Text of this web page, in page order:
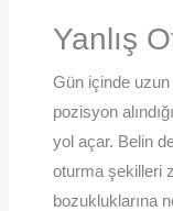
Yanlış
Gün içinde
pozisyon
yol açar. Belin
oturma şekilleri
bozukluklarına